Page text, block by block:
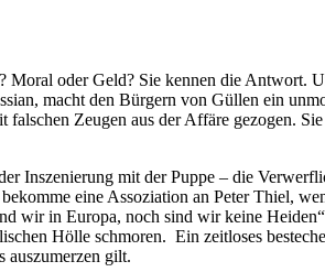
Moral oder Geld? Sie kennen die Antwort.
macht den Bürgern von Güllen ein
Zeugen aus der Affäre gezogen.
Inszenierung mit der Puppe – die
eine Assoziation an Peter Thiel,
wir in Europa, noch sind wir keine
Hölle schmoren. Ein zeitloses
auszumerzen gilt.